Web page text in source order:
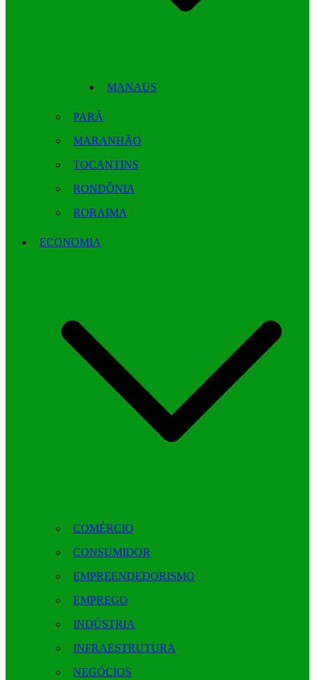
MANAUS
PARÁ
MARANHÃO
TOCANTINS
RONDÔNIA
RORAIMA
ECONOMIA
COMÉRCIO
CONSUMIDOR
EMPREENDEDORISMO
EMPREGO
INDÚSTRIA
INFRAESTRUTURA
NEGÓCIOS